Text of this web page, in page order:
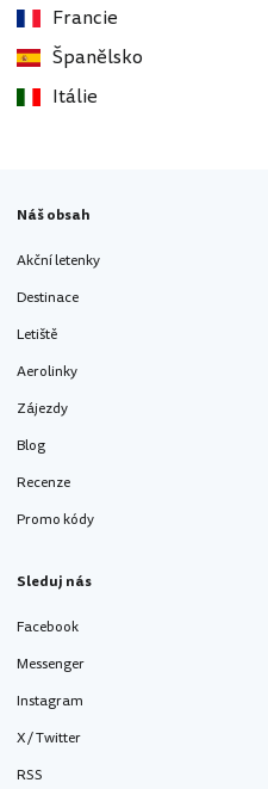
Francie
Španělsko
Itálie
Náš obsah
Akční letenky
Destinace
Letiště
Aerolinky
Zájezdy
Blog
Recenze
Promo kódy
Sleduj nás
Facebook
Messenger
Instagram
X / Twitter
RSS